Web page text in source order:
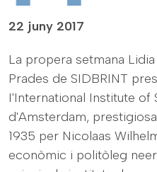
22 juny 2017
La propera setmana
Prades de SIDBRINT
I'International Institute of
d'Amsterdam,
1935 per Nicolaas
econòmic i politòleg